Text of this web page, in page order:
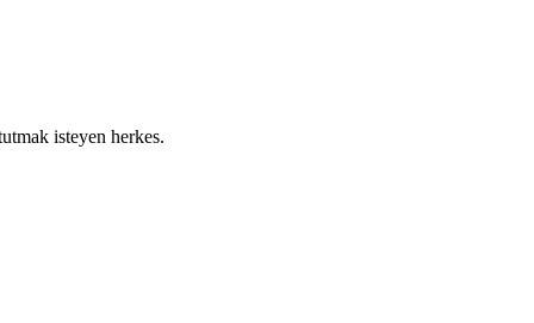
isteyen herkes.